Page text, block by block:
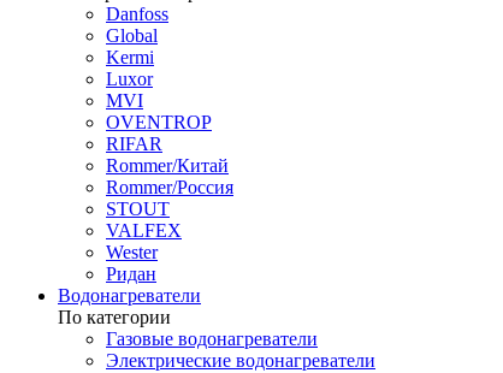
Danfoss
Global
Kermi
Luxor
MVI
OVENTROP
RIFAR​
Rommer/Китай
Rommer/Россия
STOUT
VALFEX
Wester
Ридан
Водонагреватели
По категории
Газовые водонагреватели
Электрические водонагреватели